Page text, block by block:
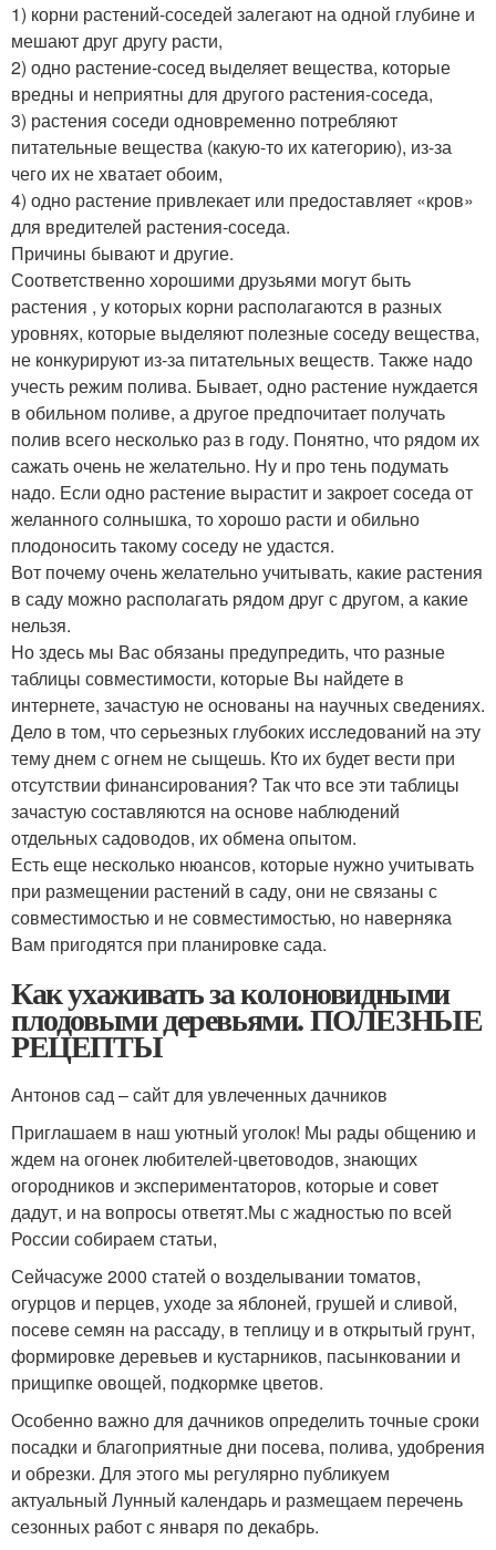
1) корни растений-соседей залегают на одной глубине и
мешают друг другу расти,
2) одно растение-сосед выделяет вещества, которые
вредны и неприятны для другого растения-соседа,
3) растения соседи одновременно потребляют
питательные вещества (какую-то их категорию), из-за
чего их не хватает обоим,
4) одно растение привлекает или предоставляет «кров»
для вредителей растения-соседа.
Причины бывают и другие.
Соответственно хорошими друзьями могут быть
растения , у которых корни располагаются в разных
уровнях, которые выделяют полезные соседу вещества,
не конкурируют из-за питательных веществ. Также надо
учесть режим полива. Бывает, одно растение нуждается
в обильном поливе, а другое предпочитает получать
полив всего несколько раз в году. Понятно, что рядом их
сажать очень не желательно. Ну и про тень подумать
надо. Если одно растение вырастит и закроет соседа от
желанного солнышка, то хорошо расти и обильно
плодоносить такому соседу не удастся.
Вот почему очень желательно учитывать, какие растения
в саду можно располагать рядом друг с другом, а какие
нельзя.
Но здесь мы Вас обязаны предупредить, что разные
таблицы совместимости, которые Вы найдете в
интернете, зачастую не основаны на научных сведениях.
Дело в том, что серьезных глубоких исследований на эту
тему днем с огнем не сыщешь. Кто их будет вести при
отсутствии финансирования? Так что все эти таблицы
зачастую составляются на основе наблюдений
отдельных садоводов, их обмена опытом.
Есть еще несколько нюансов, которые нужно учитывать
при размещении растений в саду, они не связаны с
совместимостью и не совместимостью, но наверняка
Вам пригодятся при планировке сада.
Как ухаживать за колоновидными
плодовыми деревьями. ПОЛЕЗНЫЕ
РЕЦЕПТЫ
Антонов сад – сайт для увлеченных дачников
Приглашаем в наш уютный уголок! Мы рады общению и
ждем на огонек любителей-цветоводов, знающих
огородников и экспериментаторов, которые и совет
дадут, и на вопросы ответят.Мы с жадностью по всей
России собираем статьи,
Сейчасуже 2000 статей о возделывании томатов,
огурцов и перцев, уходе за яблоней, грушей и сливой,
посеве семян на рассаду, в теплицу и в открытый грунт,
формировке деревьев и кустарников, пасынковании и
прищипке овощей, подкормке цветов.
Особенно важно для дачников определить точные сроки
посадки и благоприятные дни посева, полива, удобрения
и обрезки. Для этого мы регулярно публикуем
актуальный Лунный календарь и размещаем перечень
сезонных работ с января по декабрь.